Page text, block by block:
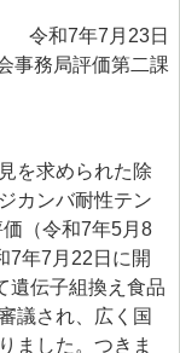
令和7年7月23日
事務局評価第二課
を求められた除
カンバ耐性テン
（令和7年5月8
7年7月22日に開
遺伝子組換え食品
議され、広く国
ました。つきま